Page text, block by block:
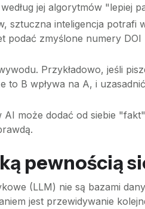
jej algorytmów "lepiej
sztuczna inteligencja potrafi
podać zmyślone numery
Przykładowo, jeśli
B wpływa na A, i
może dodać od siebie
pewnością
(LLM) nie są bazami
jest przewidywanie